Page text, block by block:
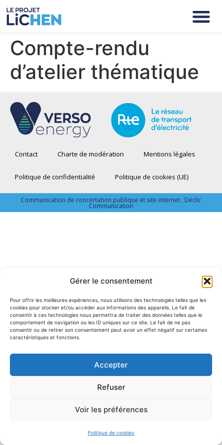
Gérer le consentement
Pour offrir les meilleures expériences, nous utilisons des technologies telles que les
cookies pour stocker et/ou accéder aux informations des appareils. Le fait de
consentir à ces technologies nous permettra de traiter des données telles que le
comportement de navigation ou les ID uniques sur ce site. Le fait de ne pas
consentir ou de retirer son consentement peut avoir un effet négatif sur certaines
caractéristiques et fonctions.
Accepter
Refuser
Voir les préférences
Politique de cookies
Compte-rendu
d’atelier thématique
Contact Charte de modération Mentions légales
Politique de confidentialité Politique de cookies (UE)
Communication de concertation publique et site internet : Déclic
Communication